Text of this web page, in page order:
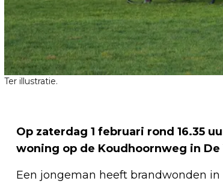
Ter illustratie.
Op zaterdag 1 februari rond 16.35
woning op de Koudhoornweg in De
Een jongeman heeft brandwonden